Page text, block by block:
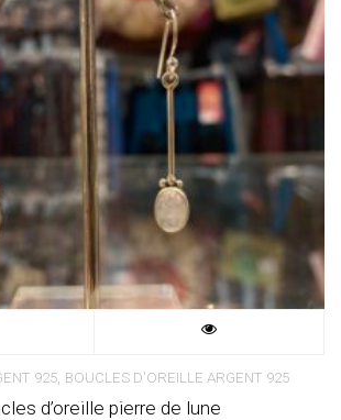
925 BOUCLES D'OREILLE ARGENT 925
d’oreille pierre de lune